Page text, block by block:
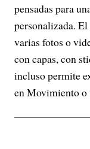
pensadas para
personalizada.
varias fotos o
con capas, con
incluso permite
en Movimiento o